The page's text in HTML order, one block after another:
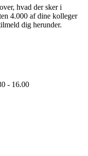
hvad der sker i
4.000 af dine kolleger
dig herunder.
- 16.00